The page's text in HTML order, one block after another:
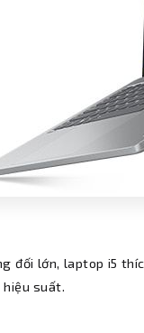
đối lớn, laptop i5
suất.